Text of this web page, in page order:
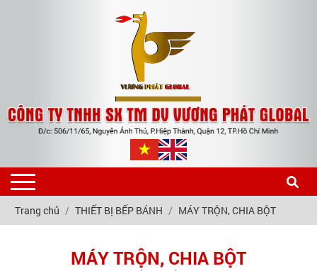
Trang chủ THIẾT BỊ BẾP BÁNH MÁY TRỘN, CHIA BỘT
MÁY TRỘN, CHIA BỘT